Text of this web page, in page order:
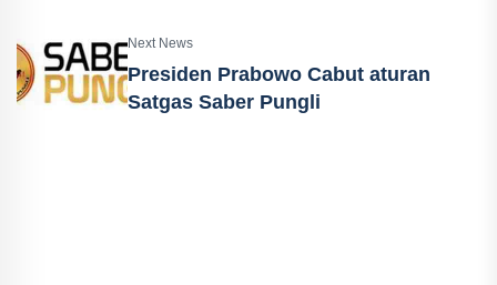
Next News
Presiden Prabowo Cabut aturan
Satgas Saber Pungli